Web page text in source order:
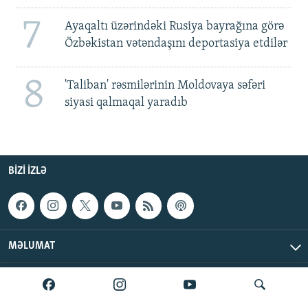
7
Ayaqaltı üzərindəki Rusiya bayrağına görə
Özbəkistan vətəndaşını deportasiya etdilər
8
'Taliban' rəsmilərinin Moldovaya səfəri
siyasi qalmaqal yaradıb
BIZI IZLƏ
MƏLUMAT
AzadlıqRadiosu © 2026 Inc. | Bütün hüquqlar qorunur